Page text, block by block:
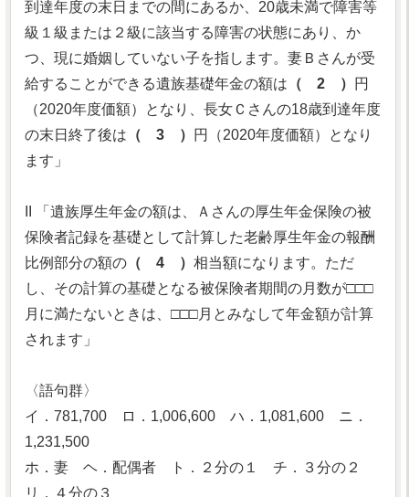
到達年度の末日までの間にあるか、20歳未満で障害等
級１級または２級に該当する障害の状態にあり、か
つ、現に婚姻していない子を指します。妻Ｂさんが受
給することができる遺族基礎年金の額は （ 2 ）
円
（2020年度価額）となり、長女Ｃさんの18歳到達年度
の末日終了後は （ 3 ）
円（2020年度価額）となり
ます」
II 「遺族厚生年金の額は、Ａさんの厚生年金保険の被
保険者記録を基礎として計算した老齢厚生年金の報酬
比例部分の額の （ 4 ） 相当額になります。ただ
し、その計算の基礎となる被保険者期間の月数が□□□
月に満たないときは、□□□月とみなして年金額が計算
されます」
〈語句群〉
イ．781,700 ロ．1,006,600 ハ．1,081,600 ニ．
1,231,500
ホ．妻 ヘ．配偶者 ト．２分の１ チ．３分の２
リ．４分の３